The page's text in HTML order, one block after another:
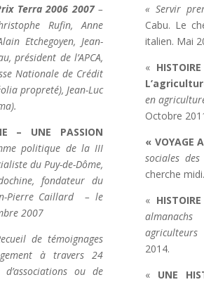
Terra 2006 2007–
Rufin, Anne
Etchegoyen, Jean-
président de l’APCA,
Nationale de Crédit
propreté), Jean-Luc
– UNE PASSION
politique de la III
du Puy-de-Dôme,
fondateur du
Pierre Caillard – le
2007
de témoignages
à travers 24
ou de
« Servir
Cabu. Le
italien. Mai
«
en
Octobre
« VOYAGE
sociales
cherche
«
agriculteurs
2014.
« UNE